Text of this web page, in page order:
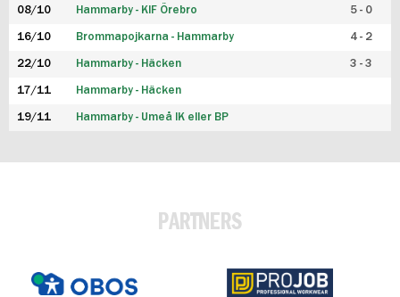
08/10 Hammarby - KIF Örebro 5 - 0
16/10 Brommapojkarna - Hammarby 4 - 2
22/10 Hammarby - Häcken 3 - 3
17/11 Hammarby - Häcken
19/11 Hammarby - Umeå IK eller BP
PARTNERS